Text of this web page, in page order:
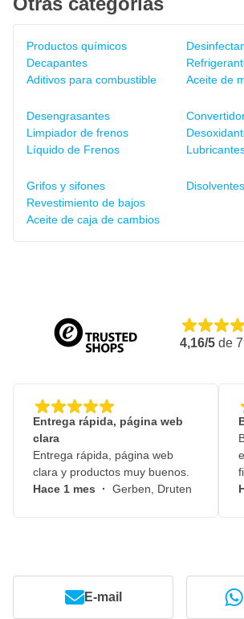
Productos químicos
Decapantes
Aditivos para combustible
Aceite de
Desengrasantes
Limpiador de frenos
Líquido de Frenos
Grifos y sifones
Revestimiento de bajos
Aceite de caja de cambios
Disolventes
4,16/5 de
Entrega rápida, página web
clara
Entrega rápida, página web
clara y productos muy buenos.
Hace 1 mes · Gerben, Druten
E-mail